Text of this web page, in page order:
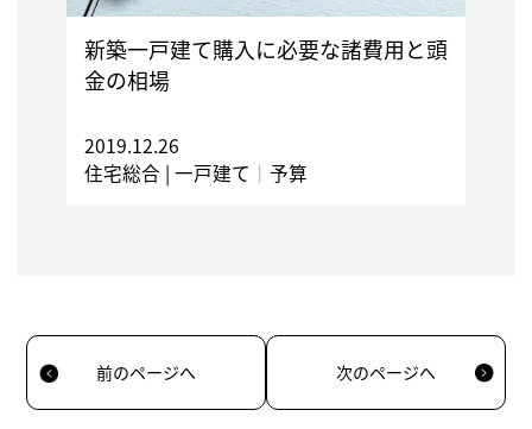
新築一戸建て購入に必要な諸費用と頭
金の相場
2019.12.26
住宅総合 | 一戸建て ｜ 予算
前のページへ 次のページへ